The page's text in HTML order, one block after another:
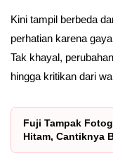
Kini tampil berbeda
perhatian karena
Tak khayal,
hingga kritikan dari
Fuji Tampak
Hitam, Cantiknya